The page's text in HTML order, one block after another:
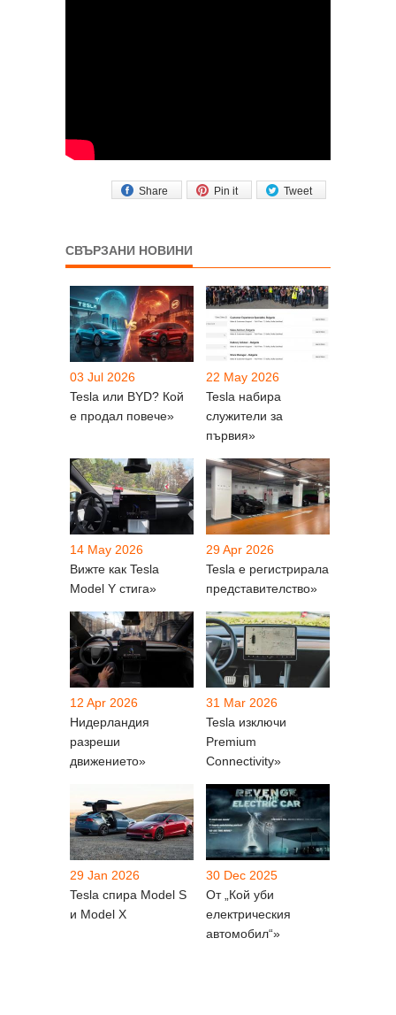
Tweet
Pin it
Share
СВЪРЗАНИ НОВИНИ
03 Jul 2026
Tesla или BYD? Кой
е продал повече»
22 May 2026
Tesla набира
служители за
първия»
14 May 2026
Вижте как Tesla
Model Y стига»
29 Apr 2026
Tesla е регистрирала
представителство»
12 Apr 2026
Нидерландия
разреши
движението»
31 Mar 2026
Tesla изключи
Premium
Connectivity»
29 Jan 2026
Tesla спира Model S
и Model X
30 Dec 2025
От „Кой уби
електрическия
автомобил“»